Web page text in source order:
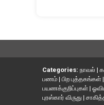
Categories: நாவல் |
பணம் | பிற புத்தகங்கள் |
பயணக்குறிப்புகள் |
புரஸ்கார் விருது |